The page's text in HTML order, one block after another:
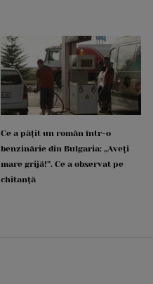
Ce a pățit un român într-o
benzinărie din Bulgaria: „Aveți
mare grijă!”. Ce a observat pe
chitanță